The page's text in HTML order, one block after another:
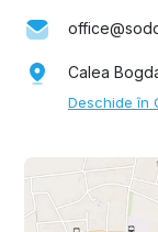
Calea
Deschide în